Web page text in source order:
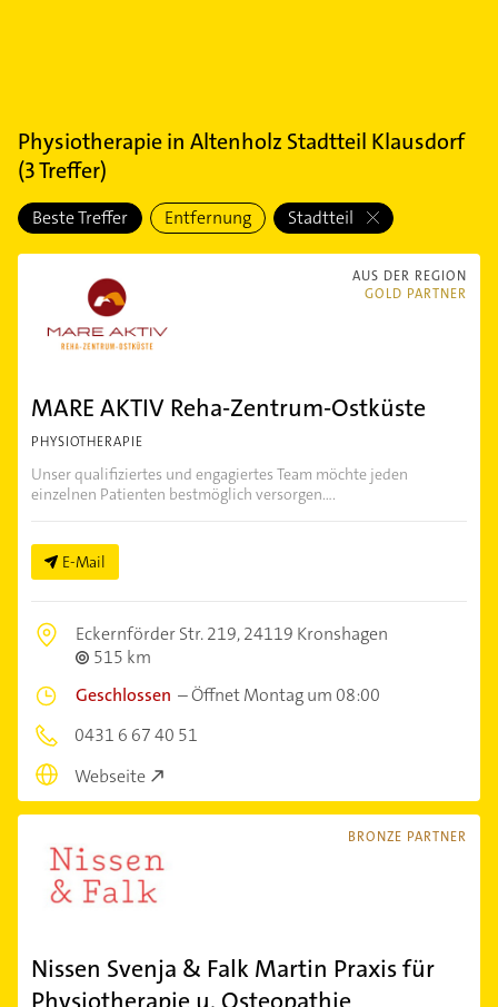
Physiotherapiein Altenholz Stadtteil Klausdorf
(3Treffer)
Beste Treffer Entfernung Stadtteil
AUS DER REGION
GOLD PARTNER
MARE AKTIV Reha-Zentrum-Ostküste
PHYSIOTHERAPIE
Unser qualifiziertes und engagiertes Team möchte jeden
einzelnen Patienten bestmöglich versorgen....
E-Mail
Eckernförder Str. 219,24119 Kronshagen
515 km
Geschlossen –Öffnet Montag um 08:00
0431 6 67 40 51
Webseite
BRONZE PARTNER
Nissen Svenja & Falk Martin Praxis für
Physiotherapie u. Osteopathie